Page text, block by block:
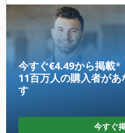
備:キャビン, 商品説明 中古キャ
ャタピラー製 モデル CAT 980F デ
お問い合わせ Credoumtkmopfx
ストリアル・トレーディング社
ガポール 128478
今すぐ€4.49から掲載*
11百万人の購入者があ
す
今すぐ